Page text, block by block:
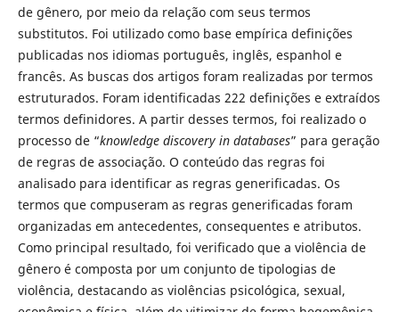
de gênero, por meio da relação com seus termos
substitutos. Foi utilizado como base empírica definições
publicadas nos idiomas português, inglês, espanhol e
francês. As buscas dos artigos foram realizadas por termos
estruturados. Foram identificadas 222 definições e extraídos
termos definidores. A partir desses termos, foi realizado o
processo de “knowledge discovery in databases” para geração
de regras de associação. O conteúdo das regras foi
analisado para identificar as regras generificadas. Os
termos que compuseram as regras generificadas foram
organizadas em antecedentes, consequentes e atributos.
Como principal resultado, foi verificado que a violência de
gênero é composta por um conjunto de tipologias de
violência, destacando as violências psicológica, sexual,